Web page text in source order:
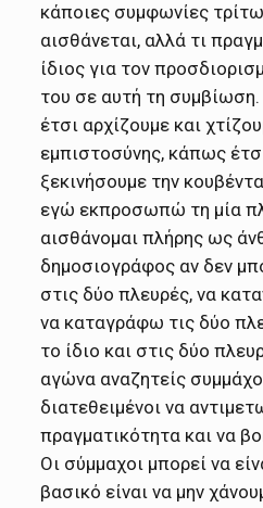
κάποιες συμφωνίες
αισθάνεται, αλλά τι
ίδιος για τον
του σε αυτή τη
έτσι αρχίζουμε και
εμπιστοσύνης, κάπως
ξεκινήσουμε την
εγώ εκπροσωπώ τη μία
αισθάνομαι πλήρης ως
δημοσιογράφος αν δεν
στις δύο πλευρές, να
να καταγράφω τις δύο
το ίδιο και στις δύο
αγώνα αναζητείς
διατεθειμένοι να
πραγματικότητα και να
Οι σύμμαχοι μπορεί να
βασικό είναι να μην